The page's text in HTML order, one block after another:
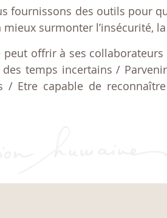
fournissons des outils pour
surmonter l’insécurité,
offrir à ses
temps incertains /
Etre capable de